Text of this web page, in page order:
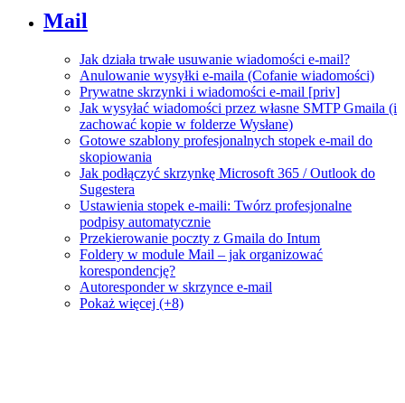
Mail
Jak działa trwałe usuwanie wiadomości e-mail?
Anulowanie wysyłki e-maila (Cofanie wiadomości)
Prywatne skrzynki i wiadomości e-mail [priv]
Jak wysyłać wiadomości przez własne SMTP Gmaila (i
zachować kopie w folderze Wysłane)
Gotowe szablony profesjonalnych stopek e-mail do
skopiowania
Jak podłączyć skrzynkę Microsoft 365 / Outlook do
Sugestera
Ustawienia stopek e-maili: Twórz profesjonalne
podpisy automatycznie
Przekierowanie poczty z Gmaila do Intum
Foldery w module Mail – jak organizować
korespondencję?
Autoresponder w skrzynce e-mail
Pokaż więcej (+8)